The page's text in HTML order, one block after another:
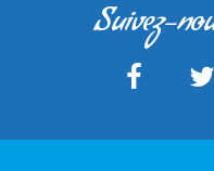
Suivez-